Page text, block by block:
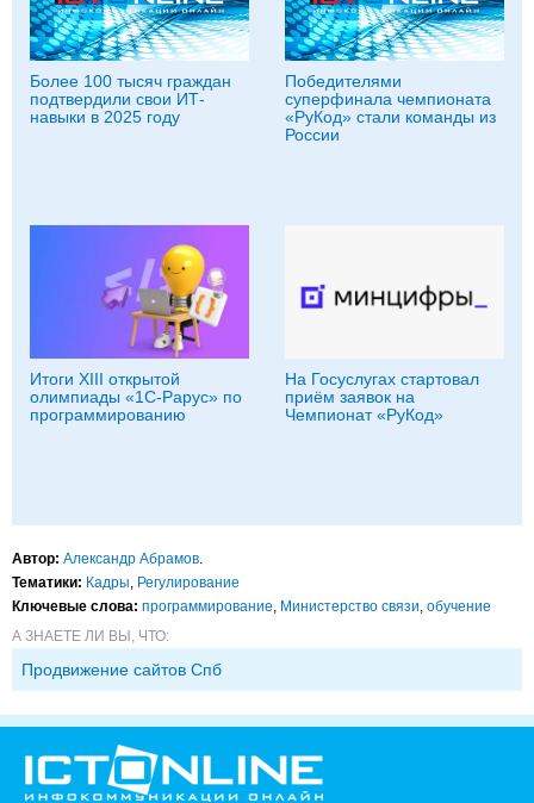
Более 100 тысяч граждан
подтвердили свои ИТ-
навыки в 2025 году
Победителями
суперфинала чемпионата
«РуКод» стали команды из
России
Итоги XIII открытой
олимпиады «1С-Рарус» по
программированию
На Госуслугах стартовал
приём заявок на
Чемпионат «РуКод»
Автор: Александр Абрамов
Тематики: Кадры Регулирование
Ключевые слова: программирование Министерство связи обучение
А ЗНАЕТЕ ЛИ ВЫ, ЧТО:
Продвижение сайтов Спб